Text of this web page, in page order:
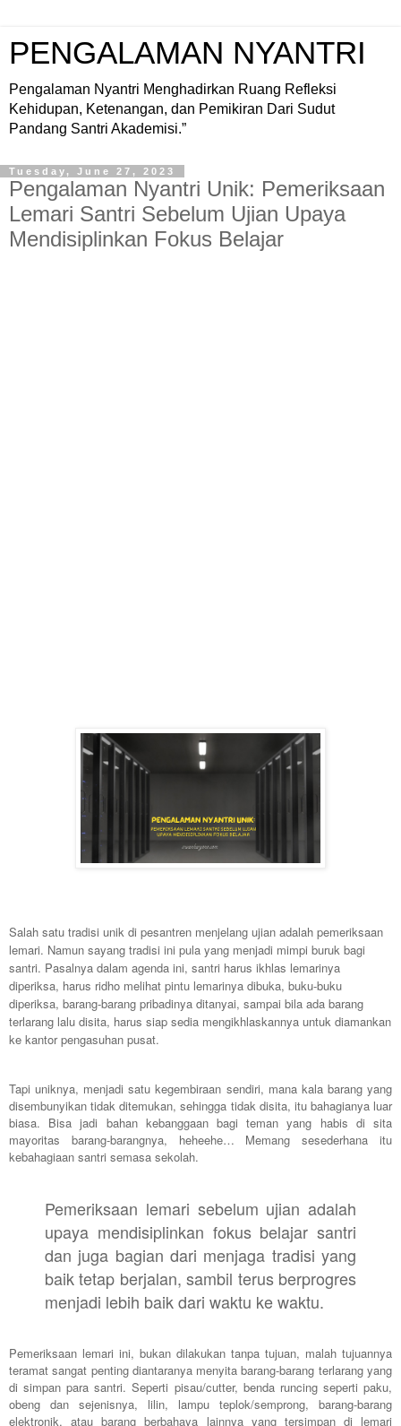
PENGALAMAN NYANTRI
Pengalaman Nyantri Menghadirkan Ruang Refleksi
Kehidupan, Ketenangan, dan Pemikiran Dari Sudut
Pandang Santri Akademisi.”
Tuesday, June 27, 2023
Pengalaman Nyantri Unik: Pemeriksaan
Lemari Santri Sebelum Ujian Upaya
Mendisiplinkan Fokus Belajar
Salah satu tradisi unik di pesantren menjelang ujian adalah pemeriksaan
lemari. Namun sayang tradisi ini pula yang menjadi mimpi buruk bagi
santri. Pasalnya dalam agenda ini, santri harus ikhlas lemarinya
diperiksa, harus ridho melihat pintu lemarinya dibuka, buku-buku
diperiksa, barang-barang pribadinya ditanyai, sampai bila ada barang
terlarang lalu disita, harus siap sedia mengikhlaskannya untuk diamankan
ke kantor pengasuhan pusat.
Tapi uniknya, menjadi satu kegembiraan sendiri, mana kala barang yang
disembunyikan tidak ditemukan, sehingga tidak disita, itu bahagianya luar
biasa. Bisa jadi bahan kebanggaan bagi teman yang habis di sita
mayoritas barang-barangnya, heheehe… Memang sesederhana itu
kebahagiaan santri semasa sekolah.
Pemeriksaan lemari sebelum ujian adalah
upaya mendisiplinkan fokus belajar santri
dan juga bagian dari menjaga tradisi yang
baik tetap berjalan, sambil terus berprogres
menjadi lebih baik dari waktu ke waktu.
Pemeriksaan lemari ini, bukan dilakukan tanpa tujuan, malah tujuannya
teramat sangat penting diantaranya menyita barang-barang terlarang yang
di simpan para santri. Seperti pisau/cutter, benda runcing seperti paku,
obeng dan sejenisnya, lilin, lampu teplok/semprong, barang-barang
elektronik, atau barang berbahaya lainnya yang tersimpan di lemari